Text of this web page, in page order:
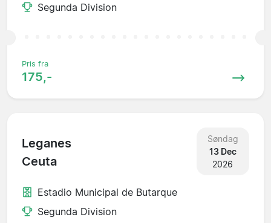
Segunda Division
Pris fra
175,-
Leganes
Ceuta
Søndag
13 Dec
2026
Estadio Municipal de Butarque
Segunda Division